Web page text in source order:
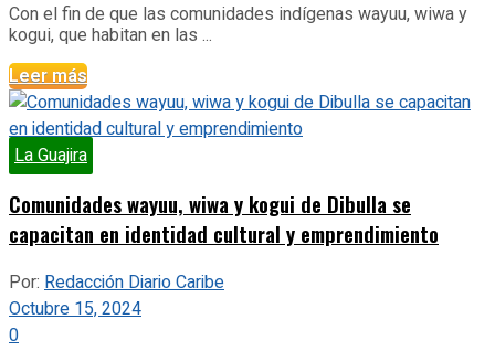
Con el fin de que las comunidades indígenas wayuu, wiwa y
kogui, que habitan en las ...
Leer más
La Guajira
Comunidades wayuu, wiwa y kogui de Dibulla se
capacitan en identidad cultural y emprendimiento
Por: Redacción Diario Caribe
Octubre 15, 2024
0